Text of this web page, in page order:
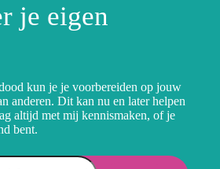
je eigen
kun je je voorbereiden op jouw
anderen. Dit kan nu en later helpen
altijd met mij kennismaken, of je
bent.